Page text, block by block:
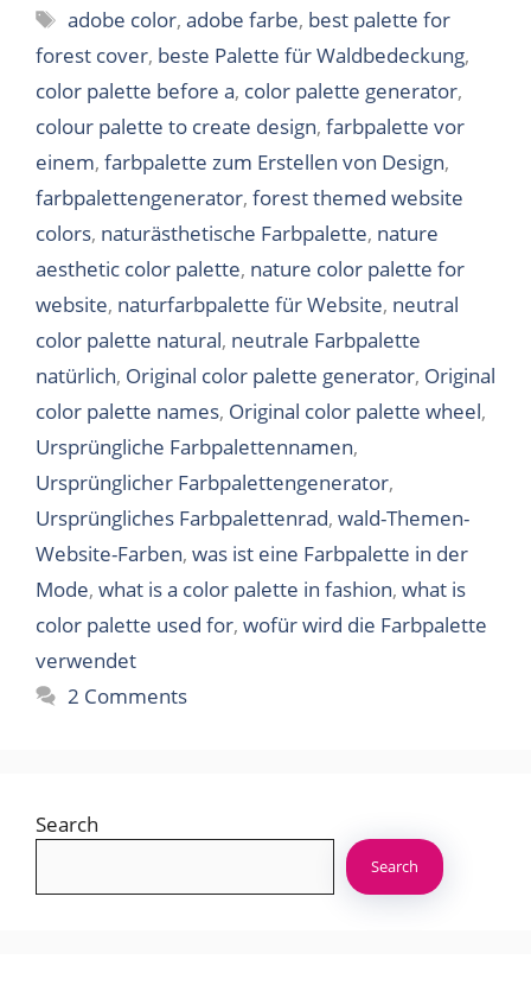
Tags
adobe color,adobe farbe, best palette for
forest cover, beste Palette für Waldbedeckung,
color palette before a, color palette generator,
colour palette to create design, farbpalette vor
einem, farbpalette zum Erstellen von Design,
farbpalettengenerator, forest themed website
colors, naturästhetische Farbpalette, nature
aesthetic color palette, nature color palette for
website, naturfarbpalette für Website, neutral
color palette natural, neutrale Farbpalette
natürlich, Original color palette generator, Original
color palette names, Original color palette wheel,
Ursprüngliche Farbpalettennamen,
Ursprünglicher Farbpalettengenerator,
Ursprüngliches Farbpalettenrad, wald-Themen-
Website-Farben, was ist eine Farbpalette in der
Mode, what is a color palette in fashion, what is
color palette used for, wofür wird die Farbpalette
verwendet
2 Comments
Search
Search